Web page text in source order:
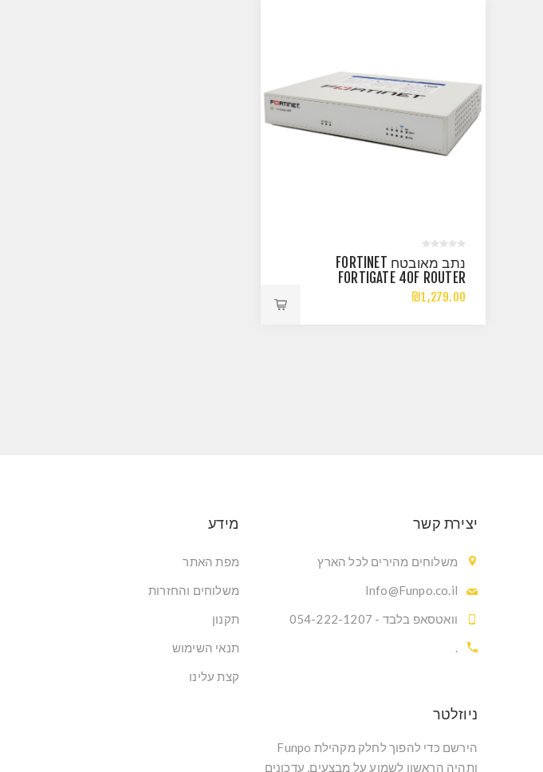
נתב מאובטח FORTINET
FORTIGATE 40F ROUTER
FIREWALL 1XWAN 4X RJ45
₪1,279.00
יצירת קשר
משלוחים מהירים לכל הארץ
Info@Funpo.co.il
וואטסאפ בלבד - 054-222-1207
.
מידע
מפת האתר
משלוחים והחזרות
תקנון
תנאי השימוש
קצת עלינו
ניוזלטר
הירשם כדי להפוך לחלק מקהילת Funpo
ותהיה הראשון לשמוע על מבצעים, עדכונים